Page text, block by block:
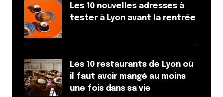
Les 10 nouvelles adresses à
tester à Lyon avant la rentrée
Les 10 restaurants de Lyon où
il faut avoir mangé au moins
une fois dans sa vie